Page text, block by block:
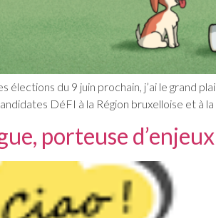
élections du 9 juin prochain, j’ai le grand
DéFI à la Région bruxelloise et à
porteuse